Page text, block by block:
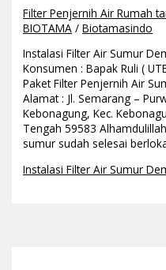
Filter Penjernih Air Rumah
BIOTAMA /Biotamasindo
Instalasi Filter Air Sumur
Konsumen : Bapak Ruli (
Paket Filter Penjernih Air
Alamat : Jl. Semarang –
Kebonagung, Kec.
Tengah 59583
sumur sudah selesai
Instalasi Filter Air Sumur